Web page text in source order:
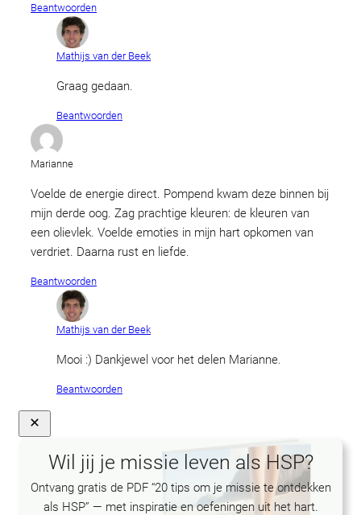
Beantwoorden
Mathijs van der Beek
Graag gedaan.
Beantwoorden
Marianne
Voelde de energie direct. Pompend kwam deze binnen bij
mijn derde oog. Zag prachtige kleuren: de kleuren van
een olievlek. Voelde emoties in mijn hart opkomen van
verdriet. Daarna rust en liefde.
Beantwoorden
Mathijs van der Beek
Mooi :) Dankjewel voor het delen Marianne.
Beantwoorden
Wil jij je missie leven als HSP?
Ontvang gratis de PDF “20 tips om je missie te ontdekken
als HSP” — met inspiratie en oefeningen uit het hart.